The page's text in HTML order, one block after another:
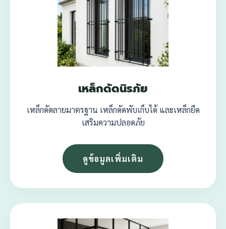
เหล็กดัดนิรภัย
เหล็กดัดลายมาตรฐาน เหล็กดัดพับเก็บได้ และเหล็กยืด
เสริมความปลอดภัย
ดูข้อมูลเพิ่มเติม